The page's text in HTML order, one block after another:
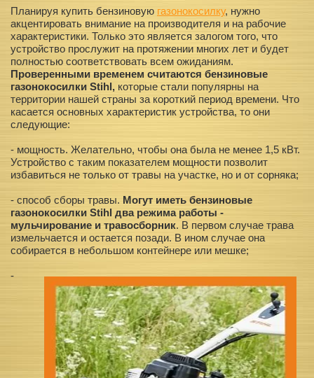
Планируя купить бензиновую газонокосилку, нужно
акцентировать внимание на производителя и на рабочие
характеристики. Только это является залогом того, что
устройство прослужит на протяжении многих лет и будет
полностью соответствовать всем ожиданиям.
Проверенными временем считаются бензиновые
газонокосилки Stihl, которые стали популярны на
территории нашей страны за короткий период времени. Что
касается основных характеристик устройства, то они
следующие:
- мощность. Желательно, чтобы она была не менее 1,5 кВт.
Устройство с таким показателем мощности позволит
избавиться не только от травы на участке, но и от сорняка;
- способ сборы травы. Могут иметь бензиновые
газонокосилки Stihl два режима работы -
мульчирование и травосборник. В первом случае трава
измельчается и остается позади. В ином случае она
собирается в небольшом контейнере или мешке;
-